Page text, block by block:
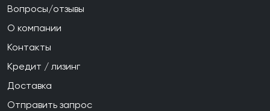
Вопросы/отзывы
О компании
Контакты
Кредит / лизинг
Доставка
Отправить запрос